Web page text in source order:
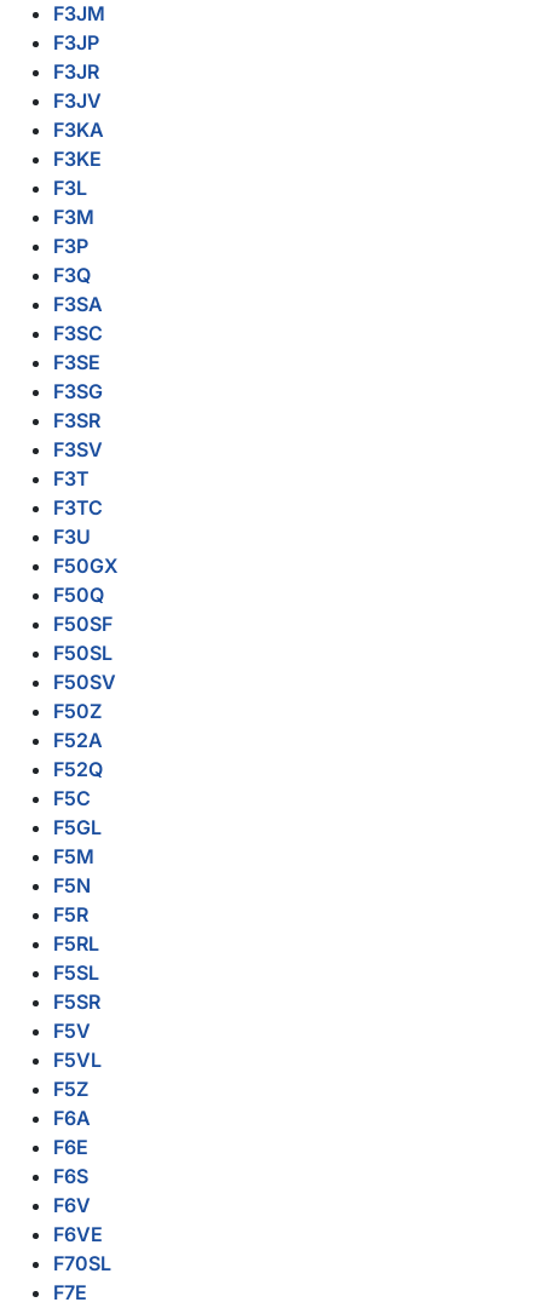
F3JM
F3JP
F3JR
F3JV
F3KA
F3KE
F3L
F3M
F3P
F3Q
F3SA
F3SC
F3SE
F3SG
F3SR
F3SV
F3T
F3TC
F3U
F50GX
F50Q
F50SF
F50SL
F50SV
F50Z
F52A
F52Q
F5C
F5GL
F5M
F5N
F5R
F5RL
F5SL
F5SR
F5V
F5VL
F5Z
F6A
F6E
F6S
F6V
F6VE
F70SL
F7E